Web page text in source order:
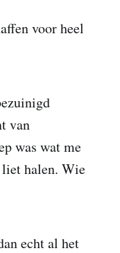
voor heel
van
was wat me
liet halen. Wie
echt al het